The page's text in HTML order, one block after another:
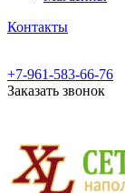
Контакты
+7-961-583-66-76
Заказать звонок